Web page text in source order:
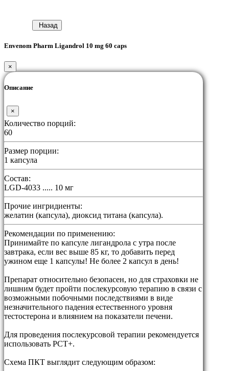
Назад
Envenom Pharm Ligandrol 10 mg 60 caps
×
Описание
×
Количество порций:
60
Размер порции:
1 капсула
Состав:
LGD-4033 ..... 10 мг
Прочие ингридиенты:
желатин (капсула), диоксид титана (капсула).
Рекомендации по применению:
Принимайте по капсуле лигандрола с утра после
завтрака, если вес выше 85 кг, то добавить перед
ужином еще 1 капсулы! Не более 2 капсул в день!
Препарат относительно безопасен, но для страховки не
лишним будет пройти послекурсовую терапию в связи с
возможными побочными последствиями в виде
незначительного падения естественного уровня
тестостерона и влиянием на показатели печени.
Для проведения послекурсовой терапии рекомендуется
использовать PCT+.
Схема ПКТ выглядит следующим образом: